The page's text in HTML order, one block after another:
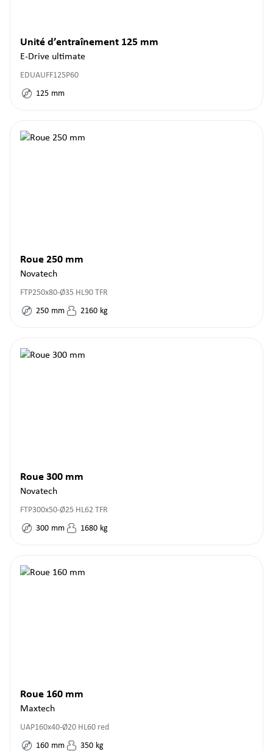
Unité d’entraînement 125 mm
E-Drive ultimate
EDUAUFF125P60
125 mm
Roue 250 mm
Novatech
FTP250x80-Ø35 HL90 TFR
250 mm 2160 kg
Roue 300 mm
Novatech
FTP300x50-Ø25 HL62 TFR
300 mm 1680 kg
Roue 160 mm
Maxtech
UAP160x40-Ø20 HL60 red
160 mm 350 kg